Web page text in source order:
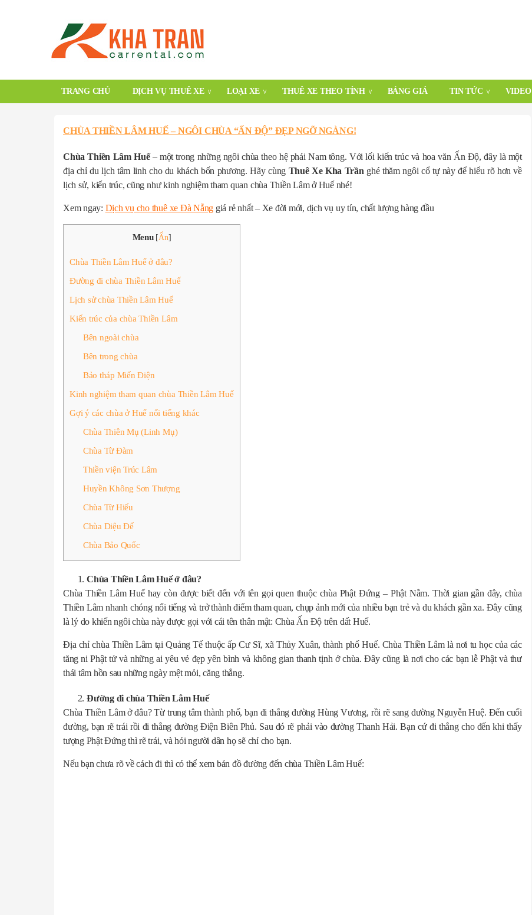
TRANG CHỦ DỊCH VỤ THUÊ XE LOẠI XE THUÊ XE THEO TỈNH BẢNG GIÁ TIN TỨC VIDEO
CHÙA THIỀN LÂM HUẾ – NGÔI CHÙA “ẤN ĐỘ” ĐẸP NGỠ NGÀNG!
Chùa Thiền Lâm Huế– một trong những ngôi chùa theo hệ phái Nam tông. Với lối kiến trúc và hoa văn Ấn Độ, đây là một
địa chỉ du lịch tâm linh cho du khách bốn phương. Hãy cùng Thuê Xe Kha Trần ghé thăm ngôi cổ tự này để hiểu rõ hơn về
lịch sử, kiến trúc, cũng như kinh nghiệm tham quan chùa Thiền Lâm ở Huế nhé!
Xem ngay: Dịch vụ cho thuê xe Đà Nẵng giá rẻ nhất – Xe đời mới, dịch vụ uy tín, chất lượng hàng đầu
Menu [Ẩn]
Chùa Thiền Lâm Huế ở đâu?
Đường đi chùa Thiền Lâm Huế
Lịch sử chùa Thiền Lâm Huế
Kiến trúc của chùa Thiền Lâm
Bên ngoài chùa
Bên trong chùa
Bảo tháp Miến Điện
Kinh nghiệm tham quan chùa Thiền Lâm Huế
Gợi ý các chùa ở Huế nổi tiếng khác
Chùa Thiên Mụ (Linh Mụ)
Chùa Từ Đàm
Thiền viện Trúc Lâm
Huyền Không Sơn Thượng
Chùa Từ Hiếu
Chùa Diệu Đế
Chùa Bảo Quốc
Chùa Thiền Lâm Huếở đâu?
Chùa Thiền Lâm Huế hay còn được biết đến với tên gọi quen thuộc chùa Phật Đứng – Phật Nằm. Thời gian gần đây, chùa
Thiền Lâm nhanh chóng nổi tiếng và trở thành điểm tham quan, chụp ảnh mới của nhiều bạn trẻ và du khách gần xa. Đây cũng
là lý do khiến ngôi chùa này được gọi với cái tên thân mật: Chùa Ấn Độ trên dất Huế.
Địa chỉ chùa Thiền Lâm tại Quảng Tế thuộc ấp Cư Sĩ, xã Thủy Xuân, thành phố Huế. Chùa Thiền Lâm là nơi tu học của các
tăng ni Phật tử và những ai yêu vẻ đẹp yên bình và không gian thanh tịnh ở chùa. Đây cũng là nơi cho các bạn lễ Phật và thư
thái tâm hồn sau những ngày mệt mỏi, căng thẳng.
Đường đi chùa Thiền Lâm Huế
Chùa Thiền Lâm ở đâu? Từ trung tâm thành phố, bạn đi thẳng đường Hùng Vương, rồi rẽ sang đường Nguyễn Huệ. Đến cuối
đường, bạn rẽ trái rồi đi thẳng đường Điện Biên Phủ. Sau đó rẽ phải vào đường Thanh Hải. Bạn cứ đi thẳng cho đến khi thấy
tượng Phật Đứng thì rẽ trái, và hỏi người dân họ sẽ chỉ cho bạn.
Nếu bạn chưa rõ về cách đi thì có thể xem bản đồ đường đến chùa Thiền Lâm Huế: